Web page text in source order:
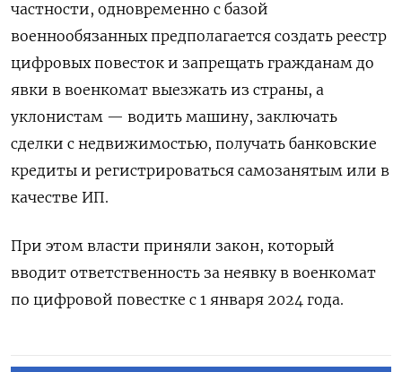
частности, одновременно с базой
военнообязанных предполагается создать реестр
цифровых повесток и запрещать гражданам до
явки в военкомат выезжать из страны, а
уклонистам — водить машину, заключать
сделки с недвижимостью, получать банковские
кредиты и регистрироваться самозанятым или в
качестве ИП.
При этом власти приняли закон, который
вводит ответственность за неявку в военкомат
по цифровой повестке с 1 января 2024 года.